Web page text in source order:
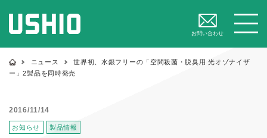
お問い合わせ
ニュース
世界初、水銀フリーの「空間殺菌・脱臭用 光オゾナイザ
ー」2製品を同時発売
2016/11/14
お知らせ 製品情報